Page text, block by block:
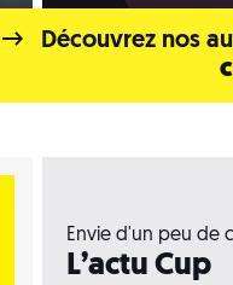
Découvrez nos
Envie d'un peu de
L’actu Cup